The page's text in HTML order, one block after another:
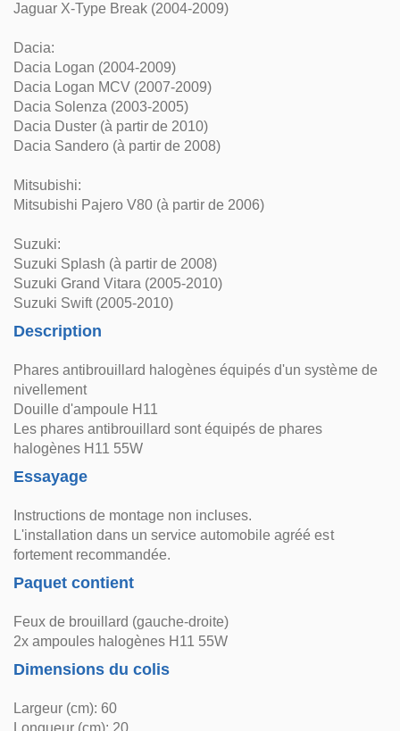
Jaguar X-Type Break (2004-2009)
Dacia:
Dacia Logan (2004-2009)
Dacia Logan MCV (2007-2009)
Dacia Solenza (2003-2005)
Dacia Duster (à partir de 2010)
Dacia Sandero (à partir de 2008)
Mitsubishi:
Mitsubishi Pajero V80 (à partir de 2006)
Suzuki:
Suzuki Splash (à partir de 2008)
Suzuki Grand Vitara (2005-2010)
Suzuki Swift (2005-2010)
Description
Phares antibrouillard halogènes équipés d'un système de
nivellement
Douille d'ampoule H11
Les phares antibrouillard sont équipés de phares
halogènes H11 55W
Essayage
Instructions de montage non incluses.
L'installation dans un service automobile agréé est
fortement recommandée.
Paquet contient
Feux de brouillard (gauche-droite)
2x ampoules halogènes H11 55W
Dimensions du colis
Largeur (cm): 60
Longueur (cm): 20